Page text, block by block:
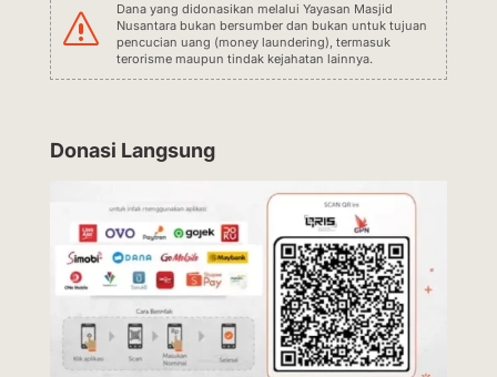
s
Dana yang didonasikan melalui Yayasan Masjid
Nusantara bukan bersumber dan bukan untuk tujuan
pencucian uang (money laundering), termasuk
terorisme maupun tindak kejahatan lainnya.
Donasi Langsung